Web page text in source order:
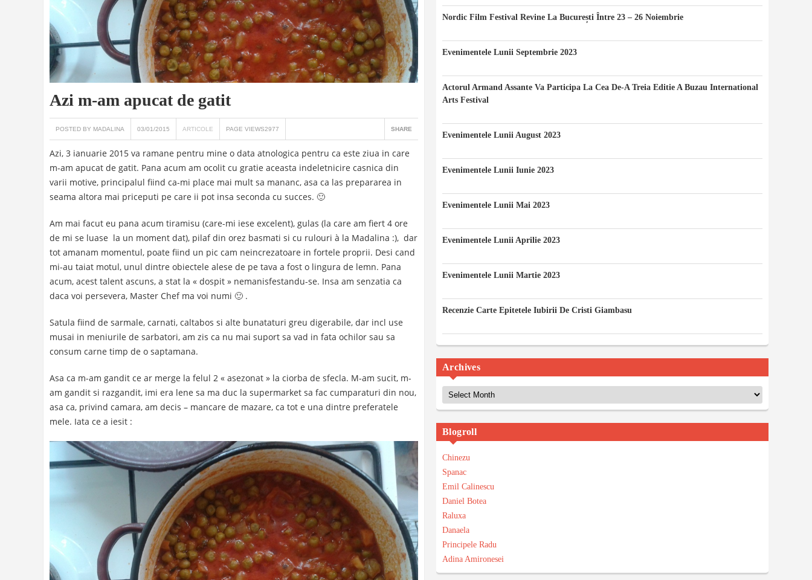
Azi m-am apucat de gatit
POSTED BY MADALINA 03/01/2015 ARTICOLE PAGE VIEWS2977 SHARE
Azi, 3 ianuarie 2015 va ramane pentru mine o data atnologica pentru ca este ziua in care
m-am apucat de gatit. Pana acum am ocolit cu gratie aceasta indeletnicire casnica din
varii motive, principalul fiind ca-mi place mai mult sa mananc, asa ca las prepararea in
seama altora mai priceputi pe care ii pot insa seconda cu succes. 🙂
Am mai facut eu pana acum tiramisu (care-mi iese excelent), gulas (la care am fiert 4 ore
de mi se luase la un moment dat), pilaf din orez basmati si cu rulouri à la Madalina :), dar
tot amanam momentul, poate fiind un pic cam neincrezatoare in fortele proprii. Desi cand
mi-au taiat motul, unul dintre obiectele alese de pe tava a fost o lingura de lemn. Pana
acum, acest talent ascuns, a stat la « dospit » nemanisfestandu-se. Insa am senzatia ca
daca voi persevera, Master Chef ma voi numi 🙂 .
Satula fiind de sarmale, carnati, caltabos si alte bunataturi greu digerabile, dar incl use
musai in meniurile de sarbatori, am zis ca nu mai suport sa vad in fata ochilor sau sa
consum carne timp de o saptamana.
Asa ca m-am gandit ce ar merge la felul 2 « asezonat » la ciorba de sfecla. M-am sucit, m-
am gandit si razgandit, imi era lene sa ma duc la supermarket sa fac cumparaturi din nou,
asa ca, privind camara, am decis – mancare de mazare, ca tot e una dintre preferatele
mele. Iata ce a iesit :
Nordic Film Festival Revine La București Între 23 – 26 Noiembrie
Evenimentele Lunii Septembrie 2023
Actorul Armand Assante Va Participa La Cea De-A Treia Editie A Buzau International
Arts Festival
Evenimentele Lunii August 2023
Evenimentele Lunii Iunie 2023
Evenimentele Lunii Mai 2023
Evenimentele Lunii Aprilie 2023
Evenimentele Lunii Martie 2023
Recenzie Carte Epitetele Iubirii De Cristi Giambasu
Archives
Archives
Blogroll
Chinezu
Spanac
Emil Calinescu
Daniel Botea
Raluxa
Danaela
Principele Radu
Adina Amironesei